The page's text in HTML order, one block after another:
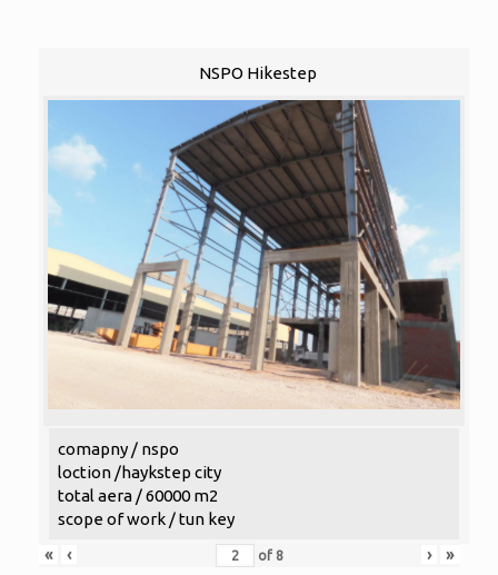
NSPO Hikestep
comapny / nspo
loction /haykstep city
total aera / 60000 m2
scope of work / tun key
«
‹ of 8 › »